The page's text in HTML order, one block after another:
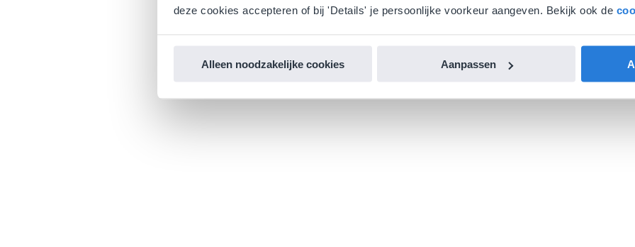
deze cookies accepteren of bij 'Details' je persoonlijke voorkeur aangeven. Bekijk ook de
Alleen noodzakelijke cookies Aanpassen